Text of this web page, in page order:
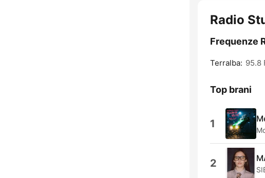
Radio
Frequenze
Terralba: 95.8
Top brani
1
2